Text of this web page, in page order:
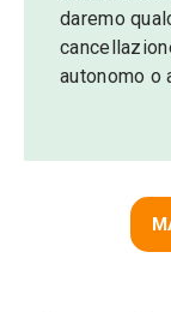
daremo
autonomo o